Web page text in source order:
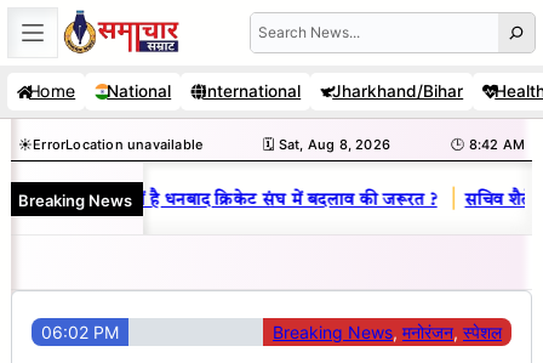
Skip
to
content
Search
Home National International Jharkhand/Bihar
☀️ErrorLocation unavailable 🗓️ Sat, Aug 8, 2026 🕒 8:42 AM
Breaking News
राज : जानें क्यों है धनबाद क्रिकेट संघ में बदलाव की जरूरत ? | सचिव शैलेंद्र
06:02 PM Breaking News, मनोरंजन, स्पेशल